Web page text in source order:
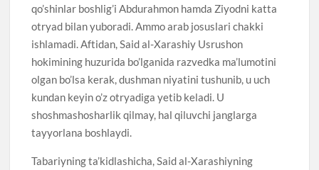
qo’shinlar boshlig’i Abdurahmon hamda Ziyodni katta
otryad bilan yuboradi. Ammo arab josuslari chakki
ishlamadi. Aftidan, Said al-Xarashiy Usrushon
hokimining huzurida bo’lganida razvedka ma’lumotini
olgan bo’lsa kerak, dushman niyatini tushunib, u uch
kundan keyin o’z otryadiga yetib keladi. U
shoshmashosharlik qilmay, hal qiluvchi janglarga
tayyorlana boshlaydi.
Tabariyning ta’kidlashicha, Said al-Xarashiyning